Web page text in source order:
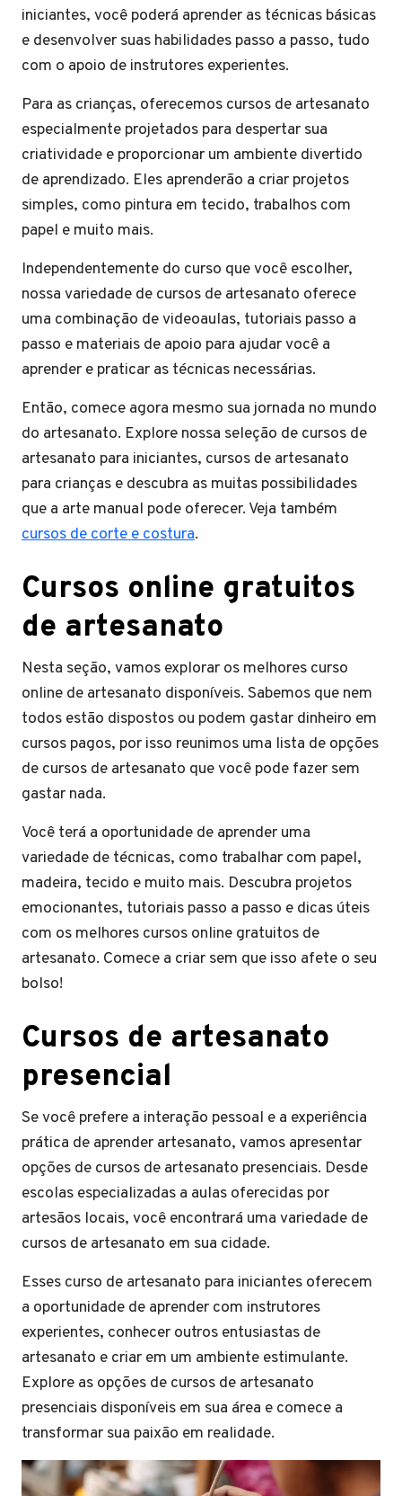
iniciantes, você poderá aprender as técnicas básicas
e desenvolver suas habilidades passo a passo, tudo
com o apoio de instrutores experientes.
Para as crianças, oferecemos cursos de artesanato
especialmente projetados para despertar sua
criatividade e proporcionar um ambiente divertido
de aprendizado. Eles aprenderão a criar projetos
simples, como pintura em tecido, trabalhos com
papel e muito mais.
Independentemente do curso que você escolher,
nossa variedade de cursos de artesanato oferece
uma combinação de videoaulas, tutoriais passo a
passo e materiais de apoio para ajudar você a
aprender e praticar as técnicas necessárias.
Então, comece agora mesmo sua jornada no mundo
do artesanato. Explore nossa seleção de cursos de
artesanato para iniciantes, cursos de artesanato
para crianças e descubra as muitas possibilidades
que a arte manual pode oferecer. Veja também
cursos de corte e costura.
Cursos online gratuitos
de artesanato
Nesta seção, vamos explorar os melhores curso
online de artesanato disponíveis. Sabemos que nem
todos estão dispostos ou podem gastar dinheiro em
cursos pagos, por isso reunimos uma lista de opções
de cursos de artesanato que você pode fazer sem
gastar nada.
Você terá a oportunidade de aprender uma
variedade de técnicas, como trabalhar com papel,
madeira, tecido e muito mais. Descubra projetos
emocionantes, tutoriais passo a passo e dicas úteis
com os melhores cursos online gratuitos de
artesanato. Comece a criar sem que isso afete o seu
bolso!
Cursos de artesanato
presencial
Se você prefere a interação pessoal e a experiência
prática de aprender artesanato, vamos apresentar
opções de cursos de artesanato presenciais. Desde
escolas especializadas a aulas oferecidas por
artesãos locais, você encontrará uma variedade de
cursos de artesanato em sua cidade.
Esses curso de artesanato para iniciantes oferecem
a oportunidade de aprender com instrutores
experientes, conhecer outros entusiastas de
artesanato e criar em um ambiente estimulante.
Explore as opções de cursos de artesanato
presenciais disponíveis em sua área e comece a
transformar sua paixão em realidade.